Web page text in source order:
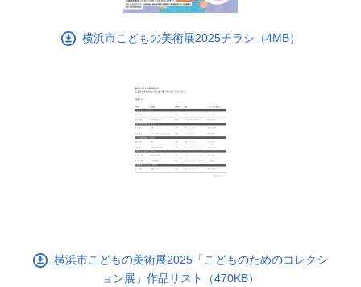
横浜市こどもの美術展2025チラシ（4MB）
横浜市こどもの美術展2025「こどものためのコレクシ
ョン展」作品リスト（470KB）